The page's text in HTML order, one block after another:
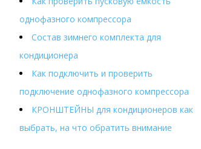
однофазного компрессора
Состав зимнего комплекта для
кондиционера
Как подключить и проверить
подключение однофазного компрессора
КРОНШТЕЙНЫ для кондиционеров как
выбрать, на что обратить внимание